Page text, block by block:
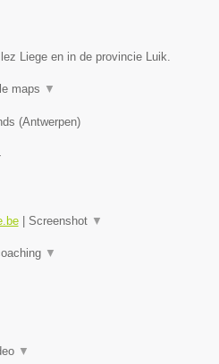
Liege en in de provincie Luik.
maps ▼
(Antwerpen)
| Screenshot ▼
▼
▼